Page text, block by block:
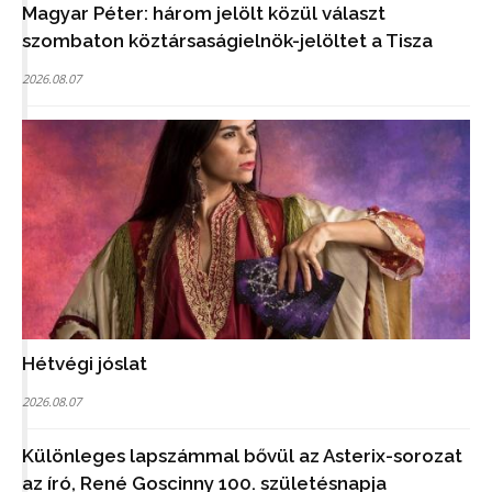
Magyar Péter: három jelölt közül választ
szombaton köztársaságielnök-jelöltet a Tisza
2026.08.07
Hétvégi jóslat
2026.08.07
Különleges lapszámmal bővül az Asterix-sorozat
az író, René Goscinny 100. születésnapja